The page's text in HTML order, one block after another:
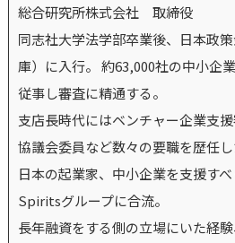
総合研究所株式会社 取締役
同志社大学法学部卒業後、日本政
庫）に入行。 約63,000社の中小企
従事し審査に精通する。
支店長時代にはベンチャー企業支
協議会委員など数々の要職を歴任し
日本の起業家、中小企業を支援す
Spiritsグループに合流。
長年融資をする側の立場にいた経